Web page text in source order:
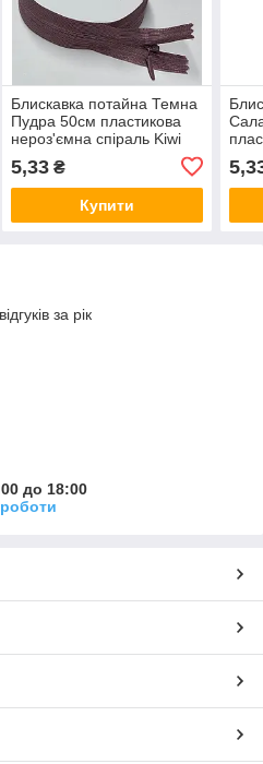
Блискавка потайна Темна
Пудра 50см пластикова
нероз'ємна спіраль Kiwi
5,33₴
Купити
за рік
до 18:00